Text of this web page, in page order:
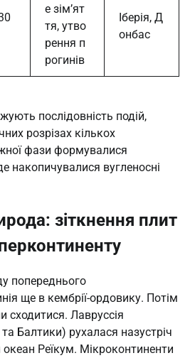
е зім’ят
тя, утво
рення п
рогинів
Іберія, Д
онбас
послідовність подій,
розрізах кількох
фази формувалися
накопичувалися вугленосні
зіткнення плит
попереднього
ще в кембрії-ордовику. Потім
сходитися. Лавруссія
Балтики) рухалася назустріч
Реїкум. Мікроконтиненти